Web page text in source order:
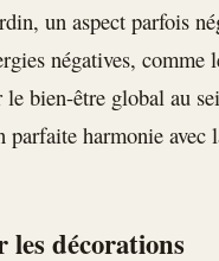
un aspect parfois
négatives, comme
bien-être global au
parfaite harmonie avec
décorations